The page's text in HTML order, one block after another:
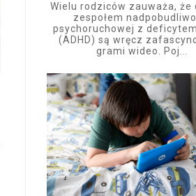
Wielu rodziców zauważa, że
zespołem
psychoruchowej z
(ADHD) są wręcz
grami wideo. Poj...